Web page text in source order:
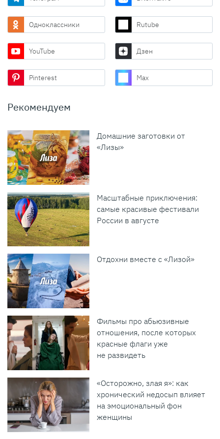
Одноклассники Rutube
YouTube Дзен
Pinterest Max
Рекомендуем
Домашние заготовки от
«Лизы»
Масштабные приключения:
самые красивые фестивали
России в августе
Отдохни вместе с «Лизой»
Фильмы про абьюзивные
отношения, после которых
красные флаги уже
не развидеть
«Осторожно, злая я»: как
хронический недосып влияет
на эмоциональный фон
женщины